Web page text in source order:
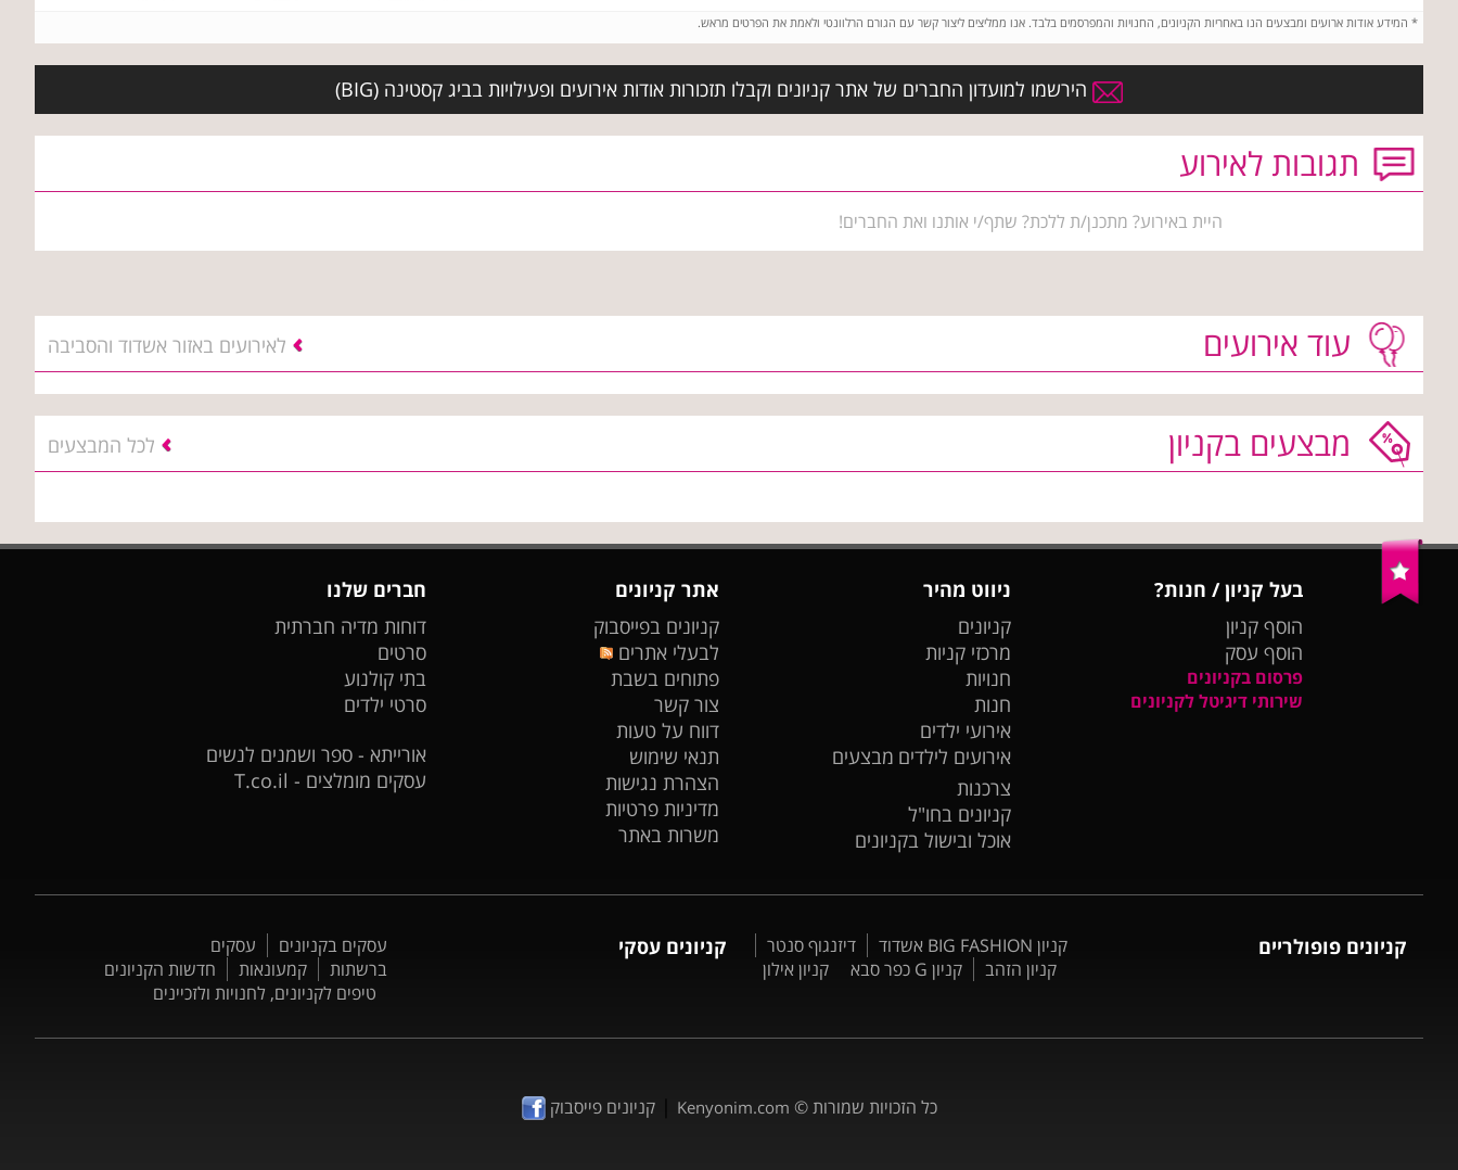
* המידע אודות ארועים ומבצעים הנו באחריות הקניונים, החנויות והמפרסמים בלבד. אנו ממליצים ליצור קשר עם הגורם הרלוונטי ולאמת את הפרטים מראש.
הירשמו למועדון החברים של אתר קניונים וקבלו תזכורות אודות אירועים ופעילויות בביג קסטינה (BIG)
תגובות לאירוע
היית באירוע? מתכנן/ת ללכת? שתף/י אותנו ואת החברים!
עוד אירועים לאירועים באזור אשדוד והסביבה
מבצעים בקניון לכל המבצעים
בעל קניון / חנות?
הוסף קניון
הוסף עסק
פרסום בקניונים
שירותי דיגיטל לקניונים
ניווט מהיר
קניונים
מרכזי קניות
חנויות
חנות
אירועי ילדים
אירועים לילדים מבצעים
צרכנות
קניונים בחו"ל
אוכל ובישול בקניונים
אתר קניונים
קניונים בפייסבוק
לבעלי אתרים
פתוחים בשבת
צור קשר
דווח על טעות
תנאי שימוש
הצהרת נגישות
מדיניות פרטיות
משרות באתר
חברים שלנו
דוחות מדיה חברתית
סרטים
בתי קולנוע
סרטי ילדים
אורייתא - ספר ושמנים לנשים
עסקים מומלצים - T.co.il
קניונים פופולריים קניון BIG FASHION אשדוד
דיזנגוף סנטר
קניון הזהב
קניון G כפר סבא קניון אילון
קניונים עסקי עסקים בקניונים
עסקים
ברשתות
קמעונאות
חדשות הקניונים
טיפים לקניונים, לחנויות ולזכיינים
כל הזכויות שמורות © Kenyonim.com
|קניונים פייסבוק